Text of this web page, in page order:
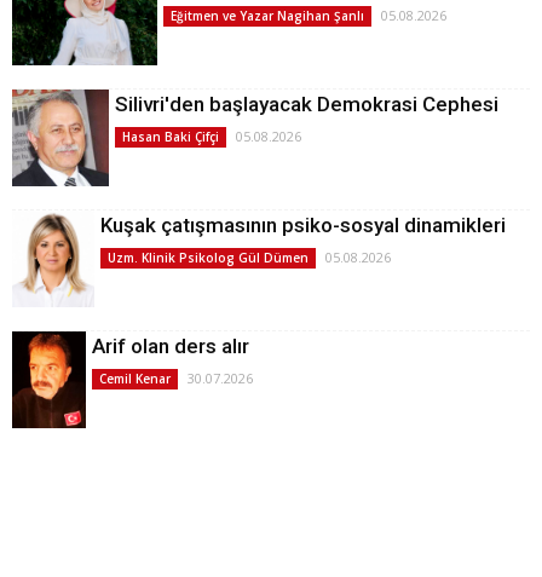
Eğitmen ve Yazar Nagihan Şanlı 05.08.2026
Silivri'den başlayacak Demokrasi Cephesi
Hasan Baki Çifçi 05.08.2026
Kuşak çatışmasının psiko-sosyal dinamikleri
Uzm. Klinik Psikolog Gül Dümen 05.08.2026
Arif olan ders alır
Cemil Kenar 30.07.2026